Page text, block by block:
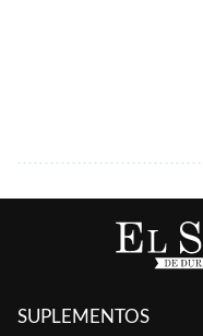
SUPLEMENTOS